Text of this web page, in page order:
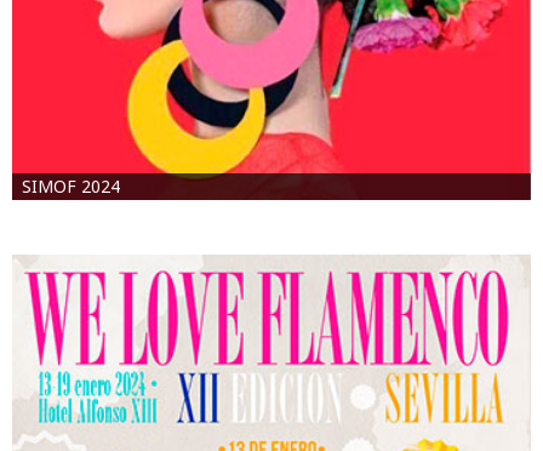
SIMOF 2024